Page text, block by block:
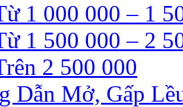
1 000 000 – 1
1 500 000 – 2
2 500 000
Dẫn Mở, Gấp